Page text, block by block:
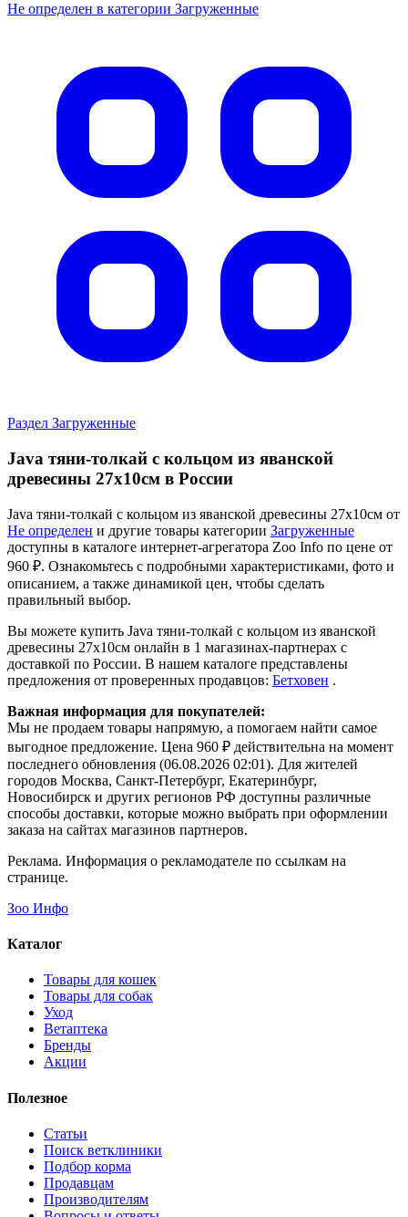
Не определен в категории Загруженные
Раздел Загруженные
Java тяни-толкай c кольцом из яванской
древесины 27х10см в России
Java тяни-толкай c кольцом из яванской древесины 27х10см от
Не определен и другие товары категории Загруженные
доступны в каталоге интернет-агрегатора Zoo Info по цене от
960 ₽. Ознакомьтесь с подробными характеристиками, фото и
описанием, а также динамикой цен, чтобы сделать
правильный выбор.
Вы можете купить Java тяни-толкай c кольцом из яванской
древесины 27х10см онлайн в 1 магазинах-партнерах с
доставкой по России. В нашем каталоге представлены
предложения от проверенных продавцов: Бетховен .
Важная информация для покупателей:
Мы не продаем товары напрямую, а помогаем найти самое
выгодное предложение. Цена 960 ₽ действительна на момент
последнего обновления (06.08.2026 02:01). Для жителей
городов Москва, Санкт-Петербург, Екатеринбург,
Новосибирск и других регионов РФ доступны различные
способы доставки, которые можно выбрать при оформлении
заказа на сайтах магазинов партнеров.
Реклама. Информация о рекламодателе по ссылкам на
странице.
Зоо Инфо
Каталог
Товары для кошек
Товары для собак
Уход
Ветаптека
Бренды
Акции
Полезное
Статьи
Поиск ветклиники
Подбор корма
Продавцам
Производителям